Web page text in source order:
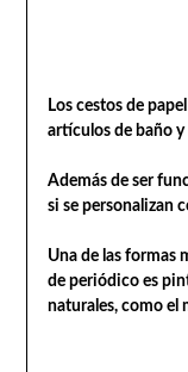
Los cestos de
artículos de baño
Además de ser
si se personalizan
Una de las formas
de periódico es
naturales, como el